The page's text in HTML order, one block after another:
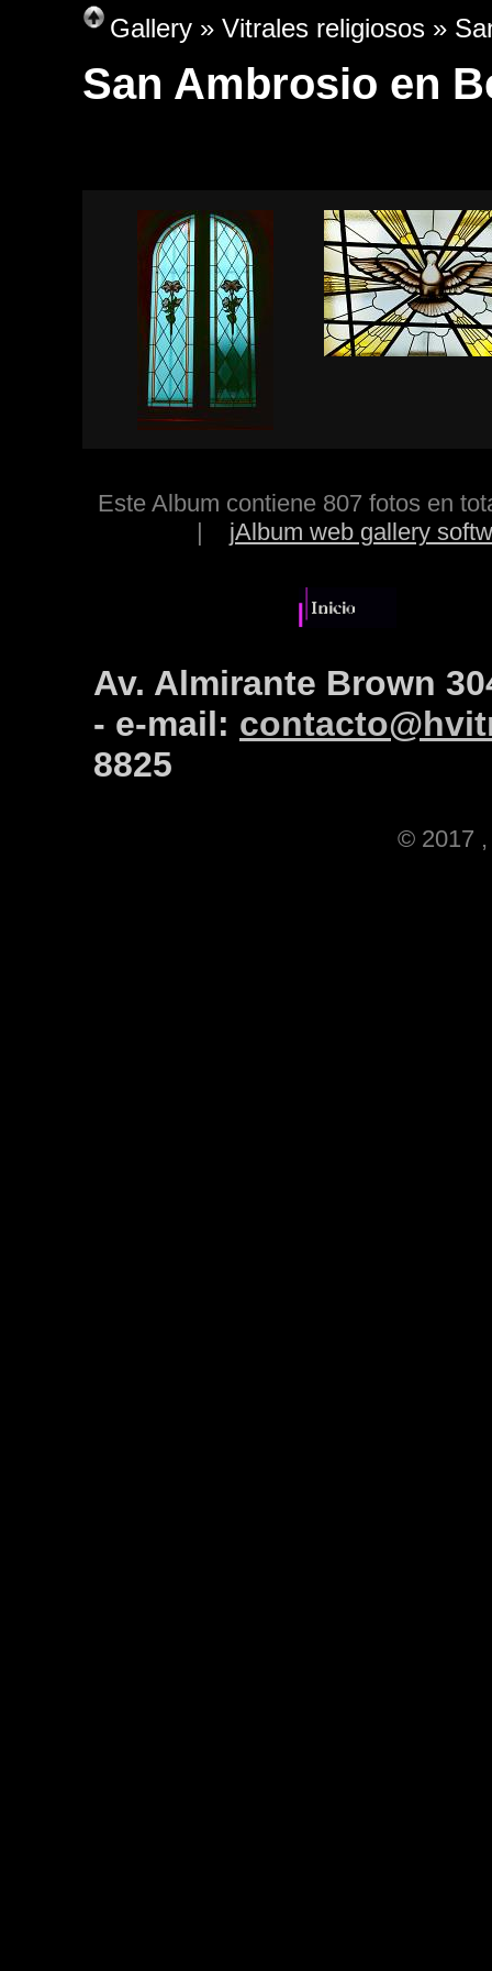
Gallery » Vitrales religiosos »
San Ambrosio en
Este Album contiene 807 fotos en
| jAlbum web gallery
Av. Almirante Brown
- e-mail:
8825
© 2017 ,